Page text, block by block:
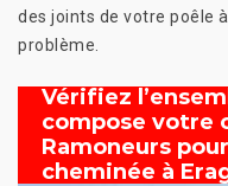
des joints de votre poêle
problème.
Vérifiez
compose votre
Ramoneurs
cheminée à